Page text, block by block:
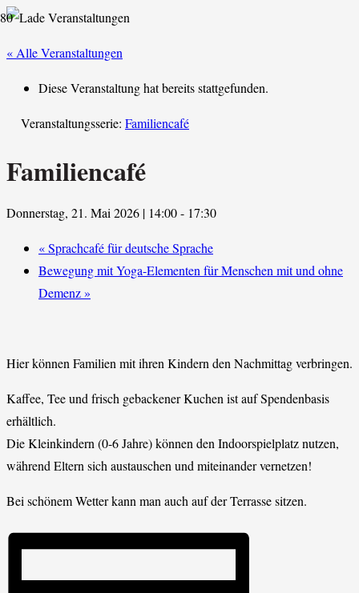
« Alle Veranstaltungen
Diese Veranstaltung hat bereits stattgefunden.
Veranstaltungsserie: Familiencafé
Familiencafé
Donnerstag, 21. Mai 2026 | 14:00- 17:30
«Sprachcafé für deutsche Sprache
Bewegung mit Yoga-Elementen für Menschen mit und ohne
Demenz»
Hier können Familien mit ihren Kindern den Nachmittag verbringen.
Kaffee, Tee und frisch gebackener Kuchen ist auf Spendenbasis
erhältlich.
Die Kleinkindern (0-6 Jahre) können den Indoorspielplatz nutzen,
während Eltern sich austauschen und miteinander vernetzen!
Bei schönem Wetter kann man auch auf der Terrasse sitzen.